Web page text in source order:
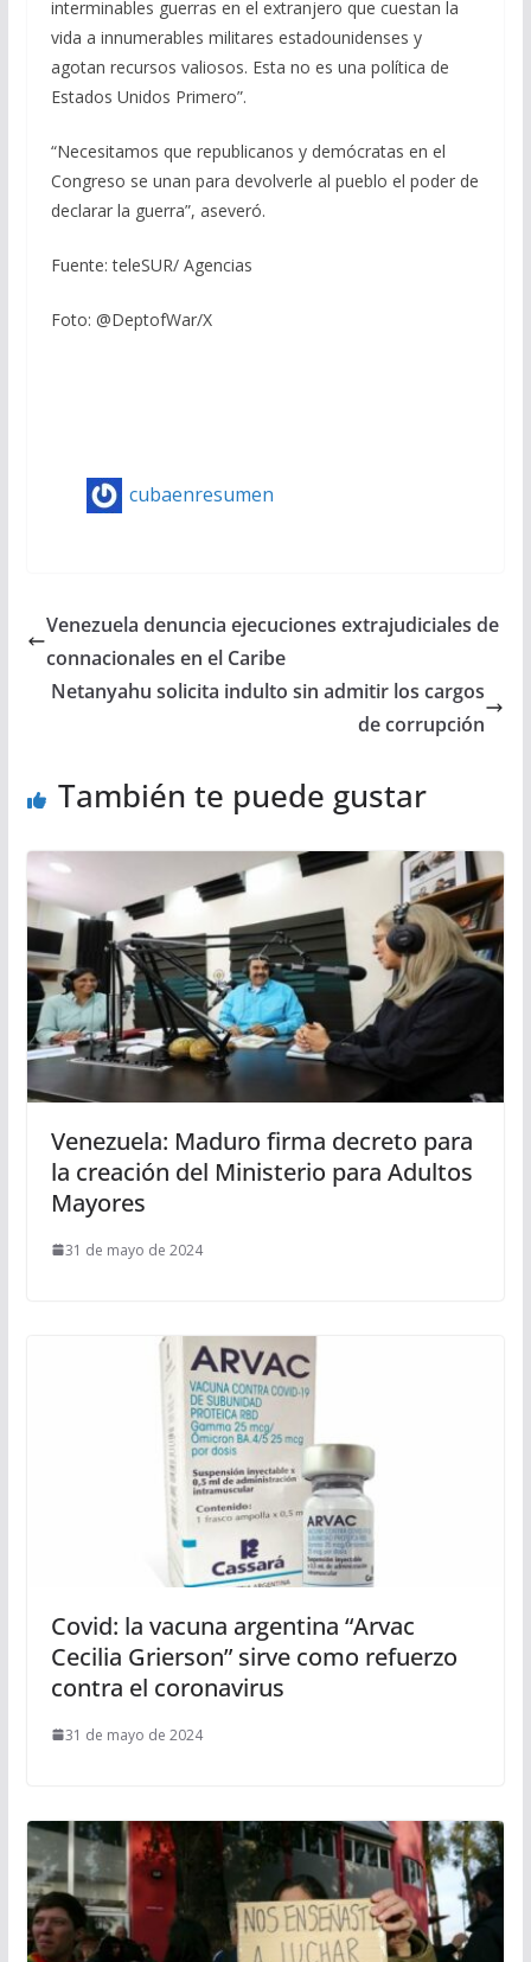
interminables guerras en el extranjero que cuestan la
vida a innumerables militares estadounidenses y
agotan recursos valiosos. Esta no es una política de
Estados Unidos Primero”.
“Necesitamos que republicanos y demócratas en el
Congreso se unan para devolverle al pueblo el poder de
declarar la guerra”, aseveró.
Fuente: teleSUR/ Agencias
Foto: @DeptofWar/X
cubaenresumen
Venezuela denuncia ejecuciones extrajudiciales de
connacionales en el Caribe
Netanyahu solicita indulto sin admitir los cargos
de corrupción
También te puede gustar
Venezuela: Maduro firma decreto para
la creación del Ministerio para Adultos
Mayores
31 de mayo de 2024
Covid: la vacuna argentina “Arvac
Cecilia Grierson” sirve como refuerzo
contra el coronavirus
31 de mayo de 2024